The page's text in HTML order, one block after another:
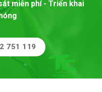
miễn phí - Triển khai
751 119